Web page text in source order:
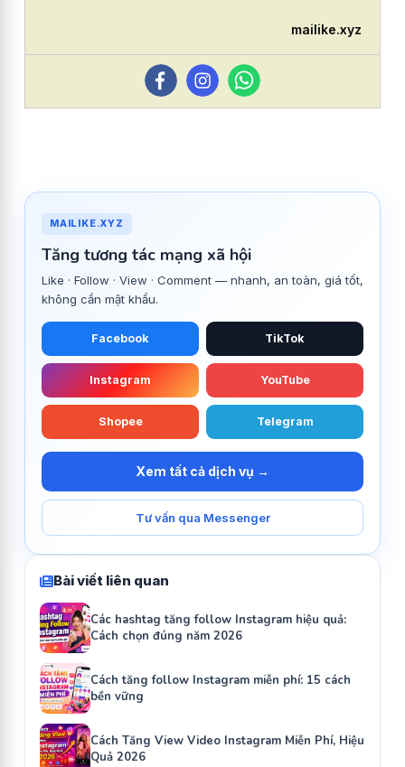
mailike.xyz
MAILIKE.XYZ
Tăng tương tác mạng xã hội
Like · Follow · View · Comment — nhanh, an toàn, giá tốt,
không cần mật khẩu.
Facebook TikTok
Instagram YouTube
Shopee Telegram
Xem tất cả dịch vụ →
Tư vấn qua Messenger
Bài viết liên quan
Các hashtag tăng follow Instagram hiệu quả:
Cách chọn đúng năm 2026
Cách tăng follow Instagram miễn phí: 15 cách
bền vững
Cách Tăng View Video Instagram Miễn Phí, Hiệu
Quả 2026